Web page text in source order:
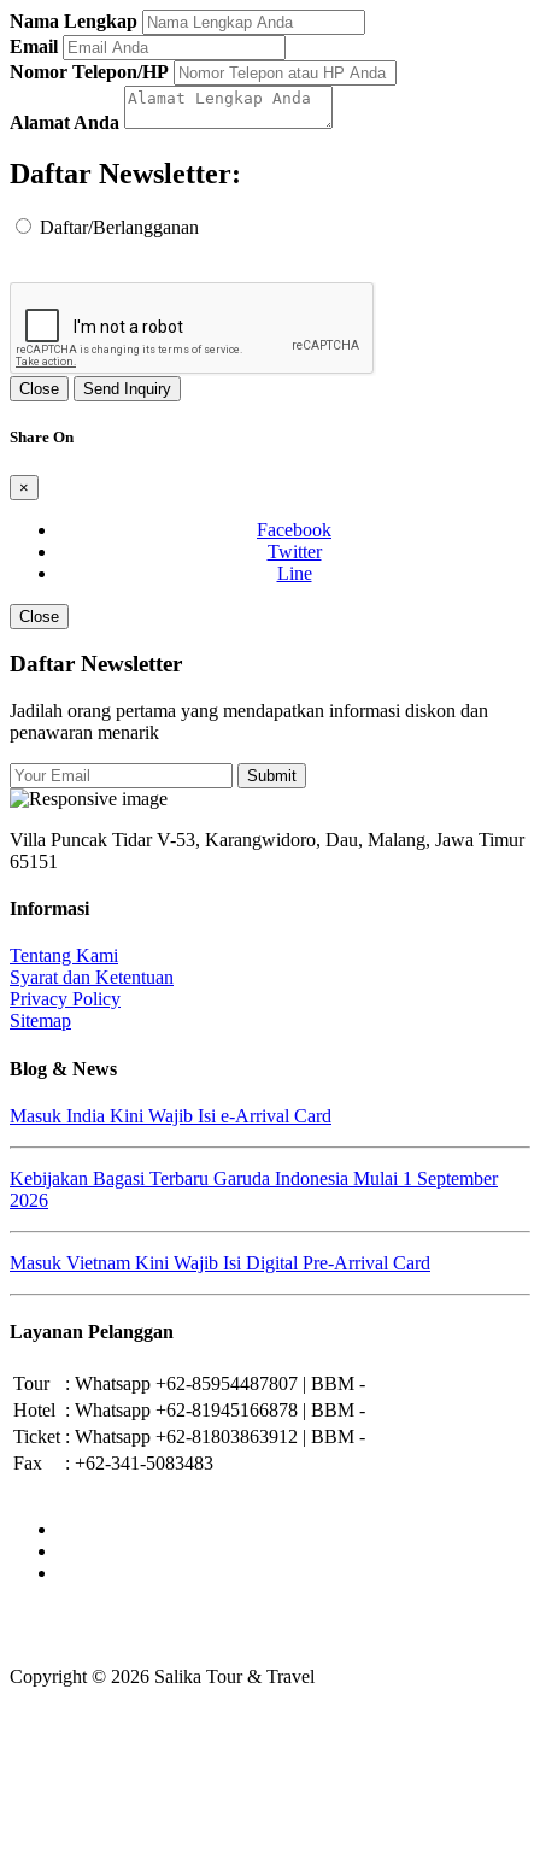
Nama Lengkap
Email
Nomor Telepon/HP
Alamat Anda
Daftar Newsletter:
Daftar/Berlangganan
Close Send Inquiry
Share On
×
Facebook
Twitter
Line
Close
Daftar Newsletter
Jadilah orang pertama yang mendapatkan informasi diskon dan
penawaran menarik
Submit
Villa Puncak Tidar V-53, Karangwidoro, Dau, Malang, Jawa Timur
65151
Informasi
Tentang Kami
Syarat dan Ketentuan
Privacy Policy
Sitemap
Blog & News
Masuk India Kini Wajib Isi e-Arrival Card
Kebijakan Bagasi Terbaru Garuda Indonesia Mulai 1 September
2026
Masuk Vietnam Kini Wajib Isi Digital Pre-Arrival Card
Layanan Pelanggan
Tour : Whatsapp +62-85954487807 | BBM -
Hotel : Whatsapp +62-81945166878 | BBM -
Ticket : Whatsapp +62-81803863912 | BBM -
Fax
: +62-341-5083483
Copyright © 2026 Salika Tour & Travel